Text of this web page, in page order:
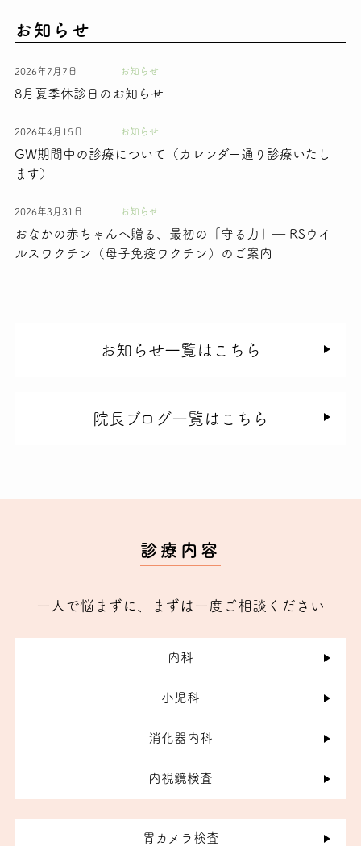
お知らせ
2026年7月7日 お知らせ
8月夏季休診日のお知らせ
2026年4月15日 お知らせ
GW期間中の診療について（カレンダー通り診療いたし
ます）
2026年3月31日 お知らせ
おなかの赤ちゃんへ贈る、最初の「守る力」― RSウイ
ルスワクチン（母子免疫ワクチン）のご案内
お知らせ一覧はこちら
院長ブログ一覧はこちら
診療内容
一人で悩まずに、まずは一度ご相談ください
内科
小児科
消化器内科
内視鏡検査
胃カメラ検査